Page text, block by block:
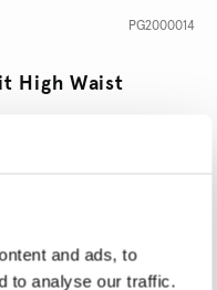
and ads, to
to analyse our traffic.
PG2000014
High Waist